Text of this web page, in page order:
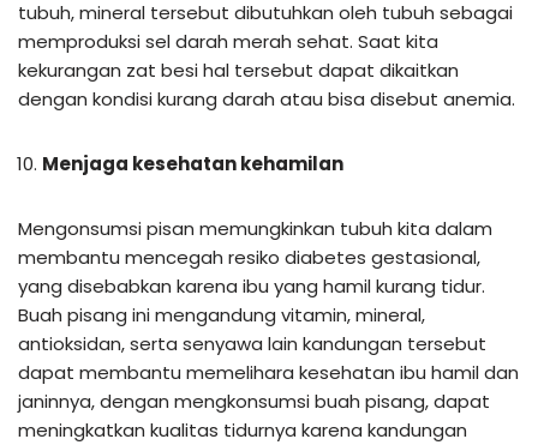
tubuh, mineral tersebut dibutuhkan oleh tubuh sebagai
memproduksi sel darah merah sehat. Saat kita
kekurangan zat besi hal tersebut dapat dikaitkan
dengan kondisi kurang darah atau bisa disebut anemia.
Menjaga kesehatan kehamilan
Mengonsumsi pisan memungkinkan tubuh kita dalam
membantu mencegah resiko diabetes gestasional,
yang disebabkan karena ibu yang hamil kurang tidur.
Buah pisang ini mengandung vitamin, mineral,
antioksidan, serta senyawa lain kandungan tersebut
dapat membantu memelihara kesehatan ibu hamil dan
janinnya, dengan mengkonsumsi buah pisang, dapat
meningkatkan kualitas tidurnya karena kandungan